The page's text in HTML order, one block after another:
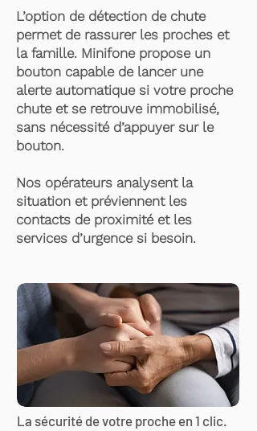
L’option de détection de chute
permet de rassurer les proches et
la famille. Minifone propose un
bouton capable de lancer une
alerte automatique si votre proche
chute et se retrouve immobilisé,
sans nécessité d’appuyer sur le
bouton.
Nos opérateurs analysent la
situation et préviennent les
contacts de proximité et les
services d’urgence si besoin.
La sécurité de votre proche en 1 clic.